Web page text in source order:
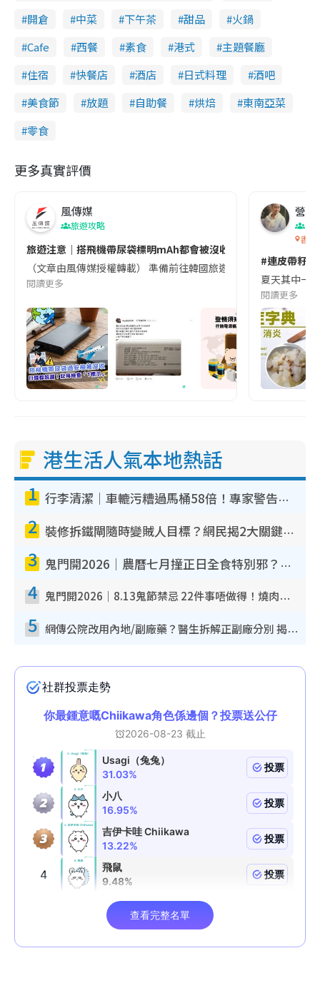
開倉 中菜 下午茶 甜品
火鍋
Cafe
西餐 素食 港式
主題餐廳
住宿
快餐店 酒店 日式料理
酒吧
美食節
放題 自助餐 烘焙
東南亞菜
零食
更多真實評價
風傳媒
旅遊攻略
旅遊注意｜搭飛機帶尿袋標明mAh都會被沒收😱出發前切記檢查
（文章由風傳媒授權轉載） 準備前往韓國旅遊的民眾，近期要
閱讀更多
營養
香港
#連皮帶籽
夏天其中一
閱讀更多
港生活人氣本地熱話
1 行李清潔｜車轆污糟過馬桶58倍！專家警告忌用酒精抹 教1招免污手除菌
2 裝修拆鐵閘隨時變賊人目標？網民揭2大關鍵用途：裝新式等於白裝？附新舊鐵閘分別
3 鬼門開2026｜農曆七月撞正日全食特別邪？專家警告切忌做一事！揭4大禁忌+2招保平安
4 鬼門開2026｜8.13鬼節禁忌 22件事唔做得！燒肉、刺身要少食？半夜勿吹口哨/打呢個電話
5 網傳公院改用內地/副廠藥？醫生拆解正副廠分別 揭4類人換藥隨時出事